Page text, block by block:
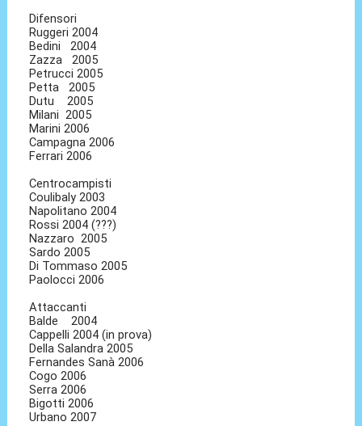
Difensori
Ruggeri 2004
Bedini 2004
Zazza 2005
Petrucci 2005
Petta 2005
Dutu 2005
Milani 2005
Marini 2006
Campagna 2006
Ferrari 2006
Centrocampisti
Coulibaly 2003
Napolitano 2004
Rossi 2004 (???)
Nazzaro 2005
Sardo 2005
Di Tommaso 2005
Paolocci 2006
Attaccanti
Balde 2004
Cappelli 2004 (in prova)
Della Salandra 2005
Fernandes Sanà 2006
Cogo 2006
Serra 2006
Bigotti 2006
Urbano 2007